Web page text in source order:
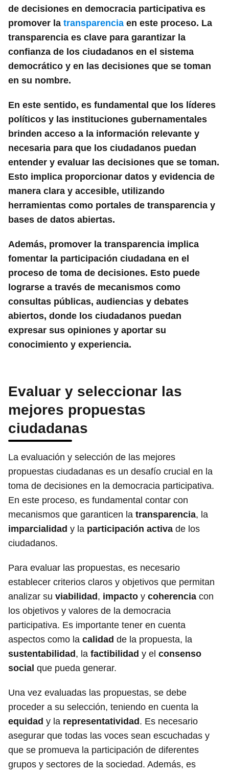
de decisiones en democracia participativa es
promover la transparencia en este proceso. La
transparencia es clave para garantizar la
confianza de los ciudadanos en el sistema
democrático y en las decisiones que se toman
en su nombre.
En este sentido, es fundamental que los líderes
políticos y las instituciones gubernamentales
brinden acceso a la información relevante y
necesaria para que los ciudadanos puedan
entender y evaluar las decisiones que se toman.
Esto implica proporcionar datos y evidencia de
manera clara y accesible, utilizando
herramientas como portales de transparencia y
bases de datos abiertas.
Además, promover la transparencia implica
fomentar la participación ciudadana en el
proceso de toma de decisiones. Esto puede
lograrse a través de mecanismos como
consultas públicas, audiencias y debates
abiertos, donde los ciudadanos puedan
expresar sus opiniones y aportar su
conocimiento y experiencia.
Evaluar y seleccionar las
mejores propuestas
ciudadanas
La evaluación y selección de las mejores
propuestas ciudadanas es un desafío crucial en la
toma de decisiones en la democracia participativa.
En este proceso, es fundamental contar con
mecanismos que garanticen la transparencia, la
imparcialidad y la participación activa de los
ciudadanos.
Para evaluar las propuestas, es necesario
establecer criterios claros y objetivos que permitan
analizar su viabilidad , impacto y coherencia con
los objetivos y valores de la democracia
participativa. Es importante tener en cuenta
aspectos como la calidad de la propuesta, la
sustentabilidad , la factibilidad y el consenso
social que pueda generar.
Una vez evaluadas las propuestas, se debe
proceder a su selección, teniendo en cuenta la
equidad y la representatividad . Es necesario
asegurar que todas las voces sean escuchadas y
que se promueva la participación de diferentes
grupos y sectores de la sociedad. Además, es